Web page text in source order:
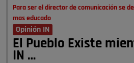
Para ser el director de comunicación se
mas educado
Opinión IN
El Pueblo Existe
IN …